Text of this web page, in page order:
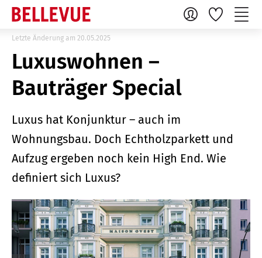
Letzte Änderung am 20.05.2025
Luxuswohnen –
Bauträger Special
Luxus hat Konjunktur – auch im
Wohnungsbau. Doch Echtholzparkett und
Aufzug ergeben noch kein High End. Wie
definiert sich Luxus?